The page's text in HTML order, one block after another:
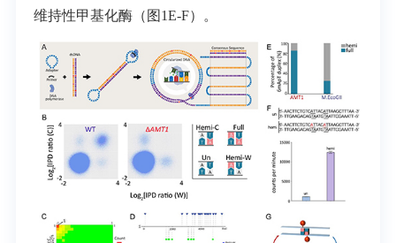
维持性甲基化酶（图1E-F）。